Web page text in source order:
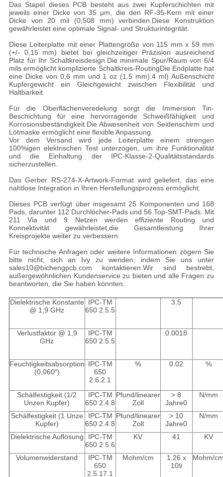
Das Stapel dieses PCB besteht aus zwei Kupferschichten mit
jeweils einer Dicke von 35 μm, die den RF-35-Kern mit einer
Dicke von 20 mil (0,508 mm) verbinden.Diese Konstruktion
gewährleistet eine optimale Signal- und Strukturintegrität.
Diese Leiterplatte mit einer Plattengröße von 115 mm x 59 mm
(+/- 0,15 mm) bietet bei gleichzeitiger Präzision ausreichend
Platz für Ihr Schaltkreisdesign.Die minimale Spur/Raum von 6/4
mils ermöglicht komplizierte Schaltkreis-RoutingDie Endplatte hat
eine Dicke von 0,6 mm und 1 oz (1.5 mm).4 ml) Außenschicht
Kupfergewicht ein Gleichgewicht zwischen Flexibilität und
Haltbarkeit.
Für die Oberflächenveredelung sorgt die Immersion Tin-
Beschichtung für eine hervorragende Schweißfähigkeit und
Korrosionsbeständigkeit.Die Abwesenheit von Seidenschirm und
Lötmaske ermöglicht eine flexible Anpassung.
Vor dem Versand wird jede Leiterplatte einem strengen
100%igen elektrischen Test unterzogen, um ihre Funktionalität
und die Einhaltung der IPC-Klasse-2-Qualitätsstandards
sicherzustellen.
Das Gerber RS-274-X-Artwork-Format wird geliefert, das eine
nahtlose Integration in Ihren Herstellungsprozess ermöglicht.
Dieses PCB verfügt über insgesamt 25 Komponenten und 168
Pads, darunter 112 Durchlöcher-Pads und 56 Top-SMT-Pads. Mit
211 Via und 9 Netzen werden effiziente Routing und
Konnektivität gewährleistet,die Gesamtleistung Ihrer
Kreisprojekte weiter zu verbessern.
Für technische Anfragen oder weitere Informationen zögern Sie
bitte nicht, sich an Ivy zu wenden, indem Sie uns unter
sales10@bichengpcb.com kontaktieren.Wir sind bestrebt,
außergewöhnlichen Kundenservice zu bieten und alle Fragen zu
beantworten, die Sie haben könnten..
Dielektrische Konstante
@ 1,9 GHz
IPC-TM
650 2.5.5
3.5
Verlustfaktor @ 1,9
GHz
IPC-TM
650 2.5.5
0.0018
Feuchtigkeitsabsorption
(0,060")
IPC-TM
650
2.6.2.1
% 0.02 %
Schälfestigkeit (1/2
Unzen Kupfer)
IPC-TM
650 2.4.8
Pfund/linearer
Zoll
> 8
Jahre0
N/mm
Schälfestigkeit (1 Unze
Kupfer)
IPC-TM
650 2.4.8
Pfund/linearer
Zoll
> 10
Jahre0
N/mm
Dielektrische Auflösung
IPC-TM
650 2.5.6
KV 41 KV
Volumenwiderstand
IPC-TM
650
2.5.17.1
Mohm/cm
1.26 x
109
Mohm/